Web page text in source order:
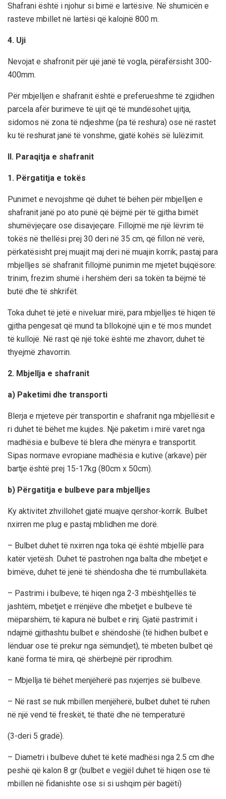
Shafrani është i njohur si bimë e lartësive. Në shumicën e
rasteve mbillet në lartësi që kalojnë 800 m.
4. Uji
Nevojat e shafronit për ujë janë të vogla, përafërsisht 300-
400mm.
Për mbjelljen e shafranit është e preferueshme të zgjidhen
parcela afër burimeve të ujit që të mundësohet ujitja,
sidomos në zona të ndjeshme (pa të reshura) ose në rastet
ku të reshurat janë të vonshme, gjatë kohës së lulëzimit.
II. Paraqitja e shafranit
1. Përgatitja e tokës
Punimet e nevojshme që duhet të bëhen për mbjelljen e
shafranit janë po ato punë që bëjmë për të gjitha bimët
shumëvjeçare ose disavjeçare. Fillojmë me një lëvrim të
tokës në thellësi prej 30 deri në 35 cm, që fillon në verë,
përkatësisht prej muajit maj deri në muajin korrik; pastaj para
mbjelljes së shafranit fillojmë punimin me mjetet bujqësore:
trinim, frezim shumë i hershëm deri sa tokën ta bëjmë të
butë dhe të shkrifët.
Toka duhet të jetë e niveluar mirë, para mbjelljes të hiqen të
gjitha pengesat që mund ta bllokojnë ujin e të mos mundet
të kullojë. Në rast që një tokë është me zhavorr, duhet të
thyejmë zhavorrin.
2. Mbjellja e shafranit
a) Paketimi dhe transporti
Blerja e mjeteve për transportin e shafranit nga mbjellësit e
ri duhet të bëhet me kujdes. Një paketim i mirë varet nga
madhësia e bulbeve të blera dhe mënyra e transportit.
Sipas normave evropiane madhësia e kutive (arkave) për
bartje është prej 15-17kg (80cm x 50cm).
b) Përgatitja e bulbeve para mbjelljes
Ky aktivitet zhvillohet gjatë muajve qershor-korrik. Bulbet
nxirren me plug e pastaj mblidhen me dorë.
– Bulbet duhet të nxirren nga toka që është mbjellë para
katër vjetësh. Duhet të pastrohen nga balta dhe mbetjet e
bimëve, duhet të jenë të shëndosha dhe të rrumbullakëta.
– Pastrimi i bulbeve; të hiqen nga 2-3 mbështjellës të
jashtëm, mbetjet e rrënjëve dhe mbetjet e bulbeve të
mëparshëm, të kapura në bulbet e rinj. Gjatë pastrimit i
ndajmë gjithashtu bulbet e shëndoshë (të hidhen bulbet e
lënduar ose të prekur nga sëmundjet), të mbeten bulbet që
kanë forma të mira, që shërbejnë për riprodhim.
– Mbjellja të bëhet menjëherë pas nxjerrjes së bulbeve.
– Në rast se nuk mbillen menjëherë, bulbet duhet të ruhen
në një vend të freskët, të thatë dhe në temperaturë
(3-deri 5 gradë).
– Diametri i bulbeve duhet të ketë madhësi nga 2.5 cm dhe
peshë që kalon 8 gr (bulbet e vegjël duhet të hiqen ose të
mbillen në fidanishte ose si si ushqim për bagëti)